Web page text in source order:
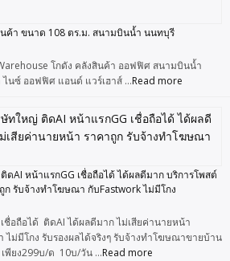
นค้า ขนาด 108 ตร.ม. สนามบินน้ำ นนทบุรี
โกดัง คลังสินค้า ออฟฟิศ สนามบินน้ำ
นซ์ ออฟฟิศ แอนด์ แวร์เฮาส์ …Read more
AI หน้าแรกGG เชื่อถือได้ ได้ผลดีมาก บริการโพสต์
ก รับจ้างทำโฆษณา กับFastwork ไม่มีโกง
อถือได้ ติดAI ได้ผลดีมาก ไม่เสียค่านายหน้า
ไม่มีโกง รับรองผลได้จริงๆ รับจ้างทำโฆษณาขายบ้าน
พียง299บ/ด 10บ/วัน …Read more